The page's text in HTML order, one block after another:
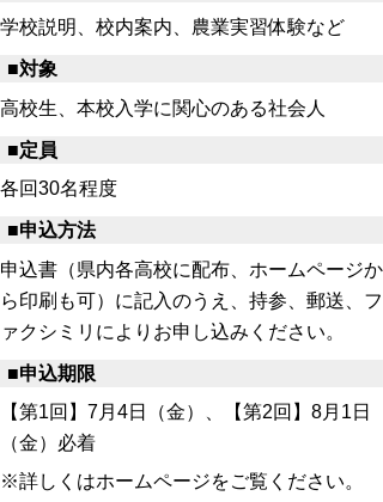
学校説明、校内案内、農業実習体験など
■対象
高校生、本校入学に関心のある社会人
■定員
各回30名程度
■申込方法
申込書（県内各高校に配布、ホームページか
ら印刷も可）に記入のうえ、持参、郵送、フ
ァクシミリによりお申し込みください。
■申込期限
【第1回】7月4日（金）、【第2回】8月1日
（金）必着
※詳しくはホームページをご覧ください。